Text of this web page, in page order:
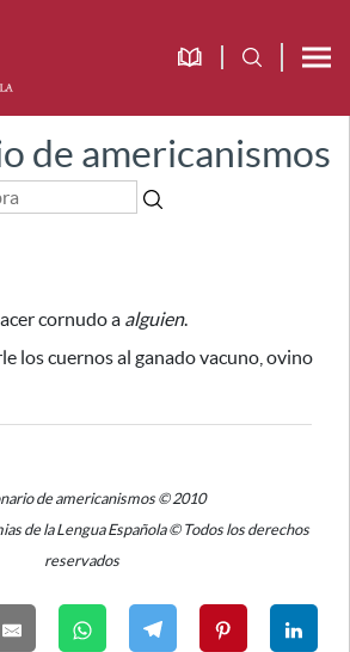
de americanismos
cornudo a alguien.
los cuernos al ganado vacuno, ovino
de americanismos © 2010
de la Lengua Española © Todos los derechos
reservados